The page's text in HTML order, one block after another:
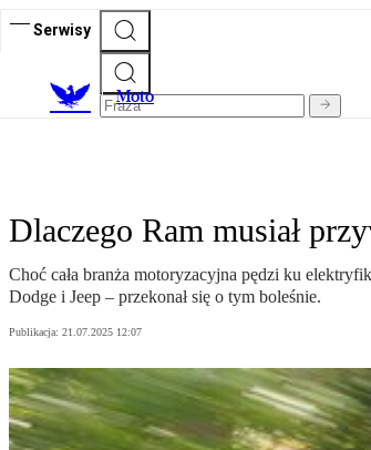
Serwisy
Moto
Dlaczego Ram musiał
Choć cała branża motoryzacyjna pędzi ku
Dodge i Jeep – przekonał się o tym boleśnie.
Publikacja: 21.07.2025 12:07